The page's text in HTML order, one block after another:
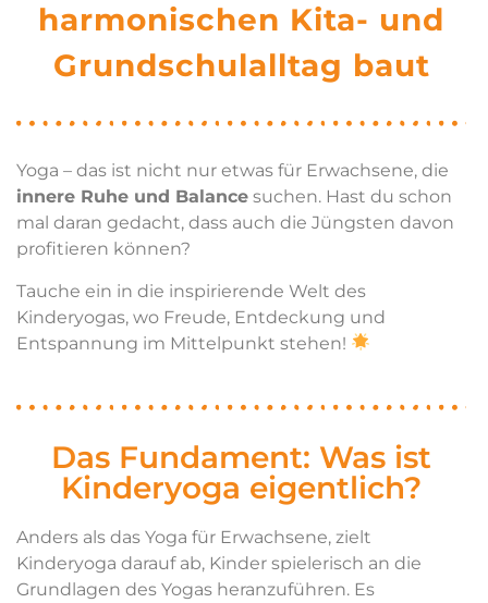
harmonischen Kita- und
Grundschulalltag baut
Yoga – das ist nicht nur etwas für Erwachsene, die
innere Ruhe und Balance suchen. Hast du schon
mal daran gedacht, dass auch die Jüngsten davon
profitieren können?
Tauche ein in die inspirierende Welt des
Kinderyogas, wo Freude, Entdeckung und
Entspannung im Mittelpunkt stehen!
Das Fundament: Was ist
Kinderyoga eigentlich?
Anders als das Yoga für Erwachsene, zielt
Kinderyoga darauf ab, Kinder spielerisch an die
Grundlagen des Yogas heranzuführen. Es